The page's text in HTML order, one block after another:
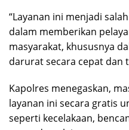
“Layanan ini menjadi
dalam memberikan
masyarakat, khususnya
darurat secara cepat dan
Kapolres menegaskan,
layanan ini secara gratis
seperti kecelakaan,